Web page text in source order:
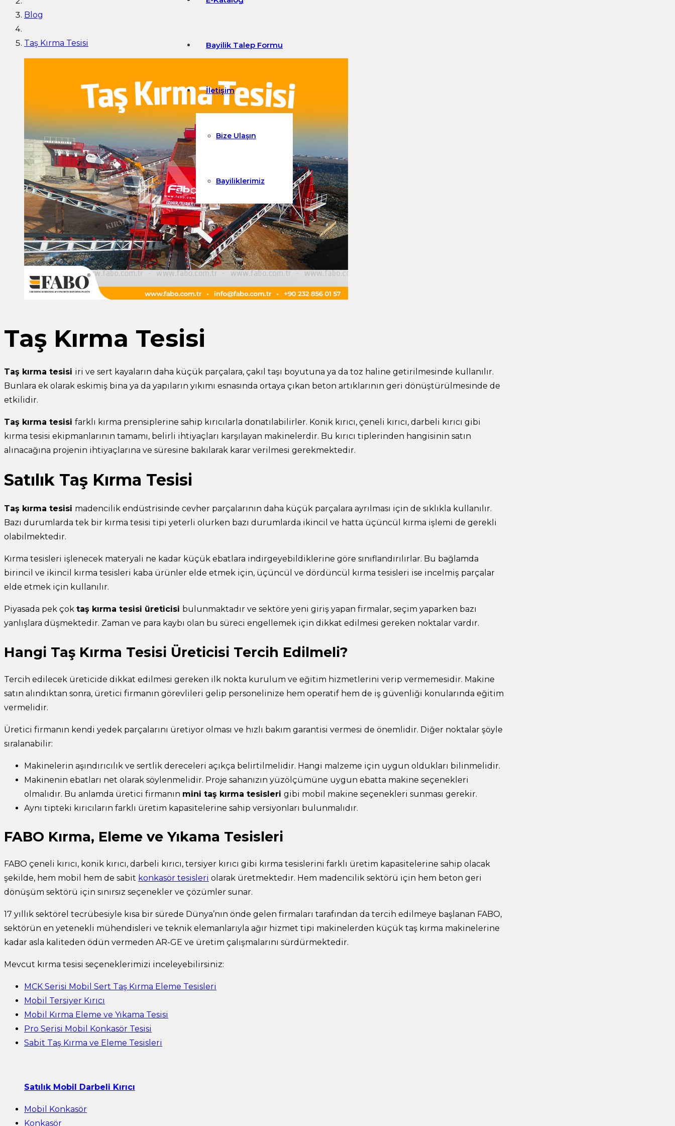
Bayilik Talep Formu
İletişim
Bize Ulaşın
Bayiliklerimiz
Blog
Taş Kırma Tesisi
Taş Kırma Tesisi
Taş kırma tesisi iri ve sert kayaların daha küçük parçalara, çakıl taşı boyutuna ya da toz haline getirilmesinde kullanılır.
Bunlara ek olarak eskimiş bina ya da yapıların yıkımı esnasında ortaya çıkan beton artıklarının geri dönüştürülmesinde de
etkilidir.
Taş kırma tesisi farklı kırma prensiplerine sahip kırıcılarla donatılabilirler. Konik kırıcı, çeneli kırıcı, darbeli kırıcı gibi
kırma tesisi ekipmanlarının tamamı, belirli ihtiyaçları karşılayan makinelerdir. Bu kırıcı tiplerinden hangisinin satın
alınacağına projenin ihtiyaçlarına ve süresine bakılarak karar verilmesi gerekmektedir.
Satılık Taş Kırma Tesisi
Taş kırma tesisi madencilik endüstrisinde cevher parçalarının daha küçük parçalara ayrılması için de sıklıkla kullanılır.
Bazı durumlarda tek bir kırma tesisi tipi yeterli olurken bazı durumlarda ikincil ve hatta üçüncül kırma işlemi de gerekli
olabilmektedir.
Kırma tesisleri işlenecek materyali ne kadar küçük ebatlara indirgeyebildiklerine göre sınıflandırılırlar. Bu bağlamda
birincil ve ikincil kırma tesisleri kaba ürünler elde etmek için, üçüncül ve dördüncül kırma tesisleri ise incelmiş parçalar
elde etmek için kullanılır.
Piyasada pek çok taş kırma tesisi üreticisi bulunmaktadır ve sektöre yeni giriş yapan firmalar, seçim yaparken bazı
yanlışlara düşmektedir. Zaman ve para kaybı olan bu süreci engellemek için dikkat edilmesi gereken noktalar vardır.
Hangi Taş Kırma Tesisi Üreticisi Tercih Edilmeli?
Tercih edilecek üreticide dikkat edilmesi gereken ilk nokta kurulum ve eğitim hizmetlerini verip vermemesidir. Makine
satın alındıktan sonra, üretici firmanın görevlileri gelip personelinize hem operatif hem de iş güvenliği konularında eğitim
vermelidir.
Üretici firmanın kendi yedek parçalarını üretiyor olması ve hızlı bakım garantisi vermesi de önemlidir. Diğer noktalar şöyle
sıralanabilir:
Makinelerin aşındırıcılık ve sertlik dereceleri açıkça belirtilmelidir. Hangi malzeme için uygun oldukları bilinmelidir.
Makinenin ebatları net olarak söylenmelidir. Proje sahanızın yüzölçümüne uygun ebatta makine seçenekleri
olmalıdır. Bu anlamda üretici firmanın mini taş kırma tesisleri gibi mobil makine seçenekleri sunması gerekir.
Aynı tipteki kırıcıların farklı üretim kapasitelerine sahip versiyonları bulunmalıdır.
FABO Kırma, Eleme ve Yıkama Tesisleri
FABO çeneli kırıcı, konik kırıcı, darbeli kırıcı, tersiyer kırıcı gibi kırma tesislerini farklı üretim kapasitelerine sahip olacak
şekilde, hem mobil hem de sabit konkasör tesisleri olarak üretmektedir. Hem madencilik sektörü için hem beton geri
dönüşüm sektörü için sınırsız seçenekler ve çözümler sunar.
17 yıllık sektörel tecrübesiyle kısa bir sürede Dünya’nın önde gelen firmaları tarafından da tercih edilmeye başlanan FABO,
sektörün en yetenekli mühendisleri ve teknik elemanlarıyla ağır hizmet tipi makinelerden küçük taş kırma makinelerine
kadar asla kaliteden ödün vermeden AR-GE ve üretim çalışmalarını sürdürmektedir.
Mevcut kırma tesisi seçeneklerimizi inceleyebilirsiniz:
MCK Serisi Mobil Sert Taş Kırma Eleme Tesisleri
Mobil Tersiyer Kırıcı
Mobil Kırma Eleme ve Yıkama Tesisi
Pro Serisi Mobil Konkasör Tesisi
Sabit Taş Kırma ve Eleme Tesisleri
Satılık Mobil Darbeli Kırıcı
Mobil Konkasör
Konkasör